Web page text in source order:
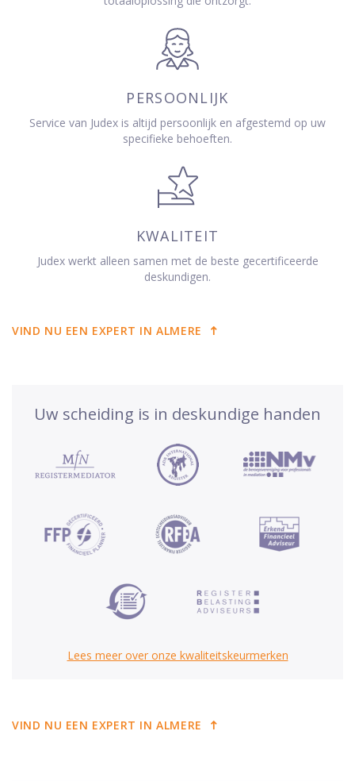
PERSOONLIJK
Service van Judex is altijd persoonlijk en afgestemd op uw
specifieke behoeften.
KWALITEIT
Judex werkt alleen samen met de beste gecertificeerde
deskundigen.
VIND NU EEN EXPERT IN ALMERE
Uw scheiding is in deskundige handen
Lees meer over onze kwaliteitskeurmerken
VIND NU EEN EXPERT IN ALMERE